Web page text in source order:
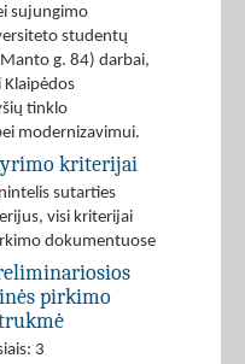
sujungimo
studentų
g. 84) darbai,
Klaipėdos
tinklo
modernizavimui.
kriterijai
sutarties
visi kriterijai
dokumentuose
pirkimo
3